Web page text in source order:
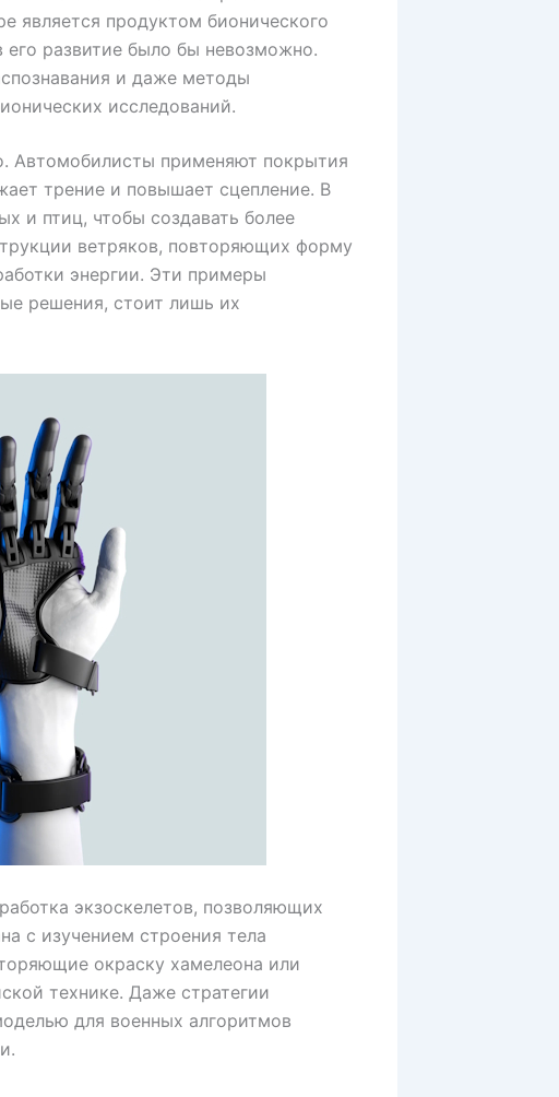
является продуктом бионического
развитие было бы невозможно.
и даже методы
исследований.
Автомобилисты применяют покрытия
трение и повышает сцепление. В
и птиц, чтобы создавать более
ветряков, повторяющих форму
энергии. Эти примеры
решения, стоит лишь их
экзоскелетов, позволяющих
с изучением строения тела
окраску хамелеона или
технике. Даже стратегии
для военных алгоритмов